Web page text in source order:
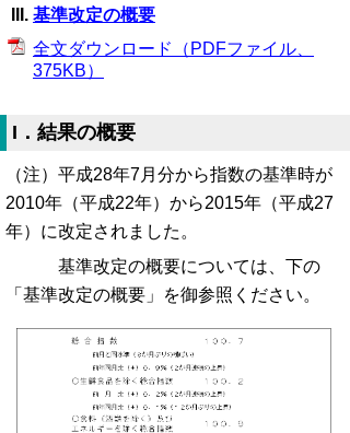
基準改定の概要
全文ダウンロード（PDFファイル、
375KB）
I．結果の概要
（注）平成28年7月分から指数の基準時が
2010年（平成22年）から2015年（平成27
年）に改定されました。
基準改定の概要については、下の
「基準改定の概要」を御参照ください。